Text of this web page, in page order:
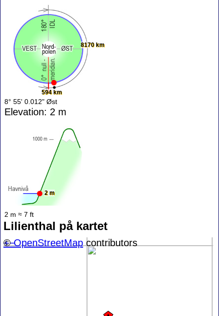
594 km
8170 km
8° 55' 0.012" Øst
Elevation: 2 m
2 m
2 m ≈ 7 ft
Lilienthal på kartet
+−
©OpenStreetMapcontributors